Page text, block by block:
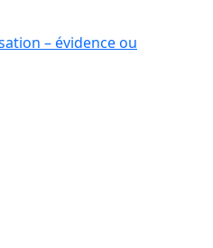
– évidence ou